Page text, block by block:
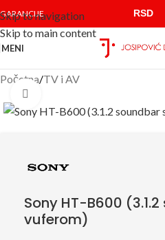
Skip to navigation
Skip to main content
GARANCIJE RSD
MENI
Početna/TV i AV
Sony HT-B600
vuferom)